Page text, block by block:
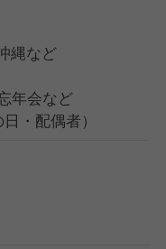
縄など
年会など
・配偶者）